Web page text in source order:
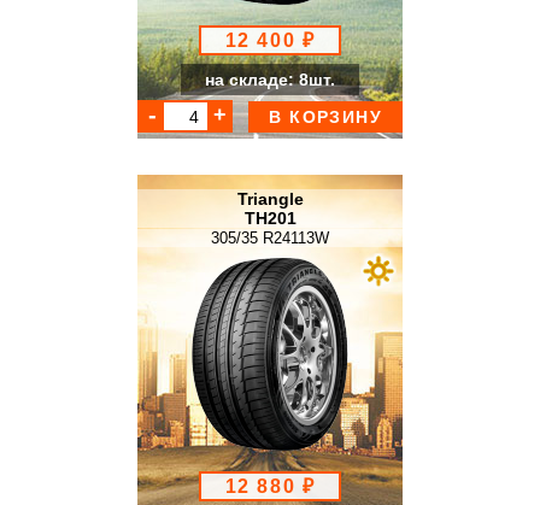
12 400 ₽
на складе: 8шт.
В КОРЗИНУ
Triangle
TH201
305/35 R24113W
12 880 ₽